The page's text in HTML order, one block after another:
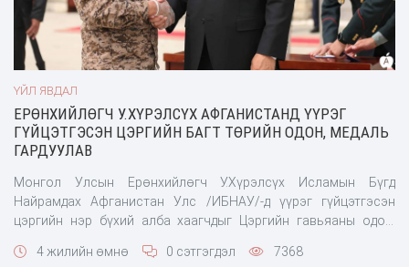
ҮЙЛ ЯВДАЛ
ЕРӨНХИЙЛӨГЧ У.ХҮРЭЛСҮХ ​АФГАНИСТАНД ҮҮРЭГ
ГҮЙЦЭТГЭСЭН ЦЭРГИЙН БАГТ ТӨРИЙН ОДОН, МЕДАЛЬ
ГАРДУУЛАВ
Монгол Улсын Ерөнхийлөгч У.Хүрэлсүх Исламын Бүгд
Найрамдах Афганистан Улс /ИБНАУ/-д үүрэг гүйцэтгэсэн
цэргийн нэр бүхий алба хаагчдыг Цэргийн гавьяаны одон,
хүргэлээ. Зэвсэгт хүчний Хамгаалалтын ротын XII, XIII
4 жилийн өмнө 0 сэтгэгдэл 7368